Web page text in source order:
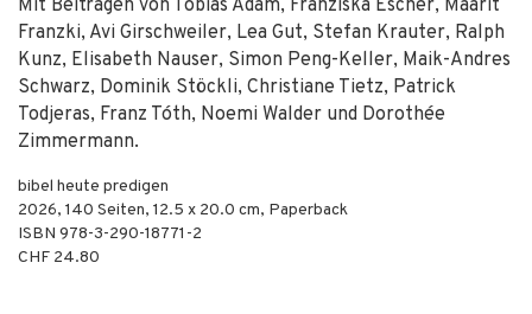
Mit Beiträgen von Tobias Adam, Franziska Escher, Maarit
Franzki, Avi Girschweiler, Lea Gut, Stefan Krauter, Ralph
Kunz, Elisabeth Nauser, Simon Peng-Keller, Maik-Andres
Schwarz, Dominik Stöckli, Christiane Tietz, Patrick
Todjeras, Franz Tóth, Noemi Walder und Dorothée
Zimmermann.
bibel heute predigen
2026, 140 Seiten, 12.5 x 20.0 cm, Paperback
ISBN 978-3-290-18771-2
CHF 24.80